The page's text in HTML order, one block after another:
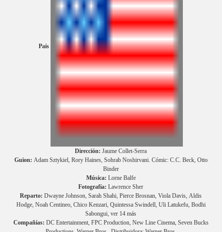
País
Dirección: Jaume Collet-Serra
Guion: Adam Sztykiel, Rory Haines, Sohrab Noshirvani. Cómic: C.C. Beck, Otto
Binder
Música: Lorne Balfe
Fotografía: Lawrence Sher
Reparto: Dwayne Johnson, Sarah Shahi, Pierce Brosnan, Viola Davis, Aldis
Hodge, Noah Centineo, Chico Kenzari, Quintessa Swindell, Uli Latukefu, Bodhi
Sabongui, ver 14 más
Compañías: DC Entertainment, FPC Production, New Line Cinema, Seven Bucks